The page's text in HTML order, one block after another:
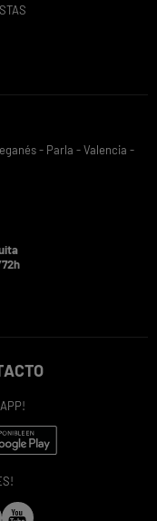
- Parla -Valencia -